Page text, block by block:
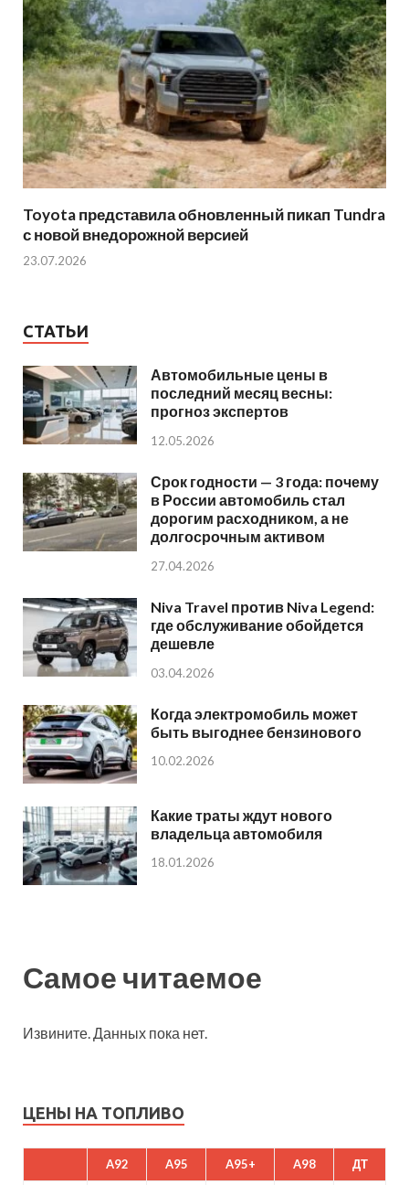
Toyota представила обновленный пикап Tundra
с новой внедорожной версией
23.07.2026
СТАТЬИ
Автомобильные цены в
последний месяц весны:
прогноз экспертов
12.05.2026
Срок годности — 3 года: почему
в России автомобиль стал
дорогим расходником, а не
долгосрочным активом
27.04.2026
Niva Travel против Niva Legend:
где обслуживание обойдется
дешевле
03.04.2026
Когда электромобиль может
быть выгоднее бензинового
10.02.2026
Какие траты ждут нового
владельца автомобиля
18.01.2026
Самое читаемое
Извините. Данных пока нет.
ЦЕНЫ НА ТОПЛИВО
A92 A95 A95+ A98 ДТ